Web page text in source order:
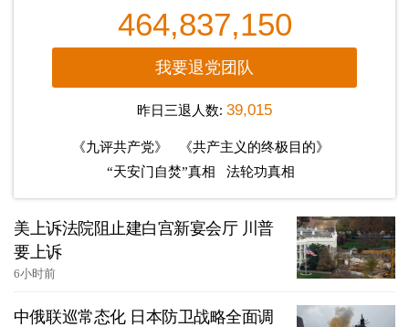
464,837,150
我要退党团队
昨日三退人数: 39,015
《九评共产党》
《共产主义的终极目的》
“天安门自焚”真相
法轮功真相
美上诉法院阻止建白宫新宴会厅 川普
要上诉
6小时前
中俄联巡常态化 日本防卫战略全面调